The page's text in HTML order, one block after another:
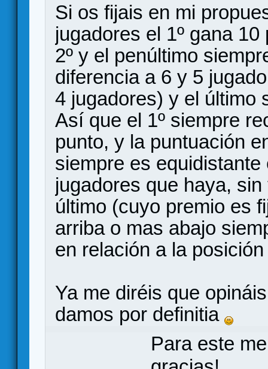
Si os fijais en mi
jugadores el 1º gana
2º y el penúltimo
diferencia a 6 y 5
4 jugadores) y el último
Así que el 1º siempre
punto, y la puntuación
siempre es
jugadores que haya,
último (cuyo premio es
arriba o mas abajo
en relación a la
Ya me diréis que
damos por definitia
Para este